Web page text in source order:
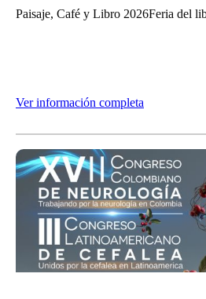
Paisaje, Café y Libro 2026Feria del
Ver información completa